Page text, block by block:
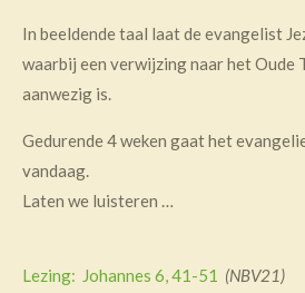
In beeldende taal laat de evangelist
waarbij een verwijzing naar het Oude
aanwezig is.
Gedurende 4 weken gaat het
vandaag.
Laten we luisteren …
Lezing: Johannes 6, 41-51 (NBV21)